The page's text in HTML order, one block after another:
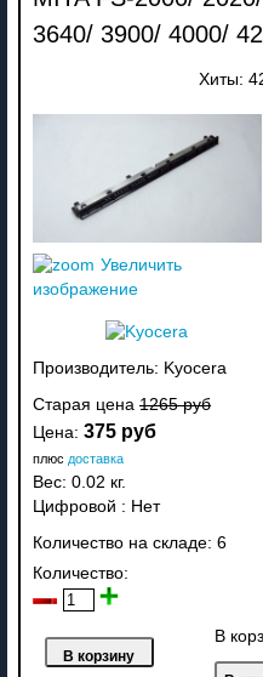
3640/ 3900/ 4000/
Хиты:
Увеличить
изображение
Производитель: Kyocera
Старая цена 1265 руб
Цена: 375 руб
плюс доставка
Вес: 0.02 кг.
Цифровой : Нет
Количество на складе: 6
Количество:
В